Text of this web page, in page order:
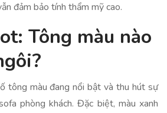
đảm bảo tính thẩm mỹ cao.
Tông màu nào
tông màu đang nổi bật và thu hút sự
phòng khách. Đặc biệt, màu xanh